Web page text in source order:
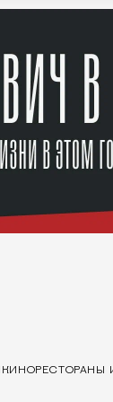
КИНОРЕСТОРАНЫ